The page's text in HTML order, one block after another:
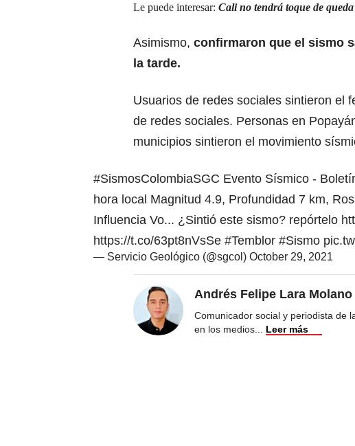
Le puede interesar: Cali no tendrá toque de
Asimismo, confirmaron que el sismo
la tarde.
Usuarios de redes sociales sintieron el
de redes sociales. Personas en
municipios sintieron el movimiento
#SismosColombiaSGC Evento Sísmico -
hora local Magnitud 4.9, Profundidad 7 km,
Influencia Vo... ¿Sintió este sismo? repórtelo
https://t.co/63pt8nVsSe #Temblor #Sismo
— Servicio Geológico (@sgcol) October 29, 2021
Andrés Felipe Lara Molano
Comunicador social y periodista de
en los medios
Leer más